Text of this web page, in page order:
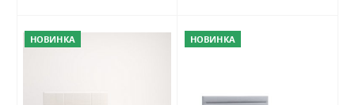
НОВИНКА НОВИНКА